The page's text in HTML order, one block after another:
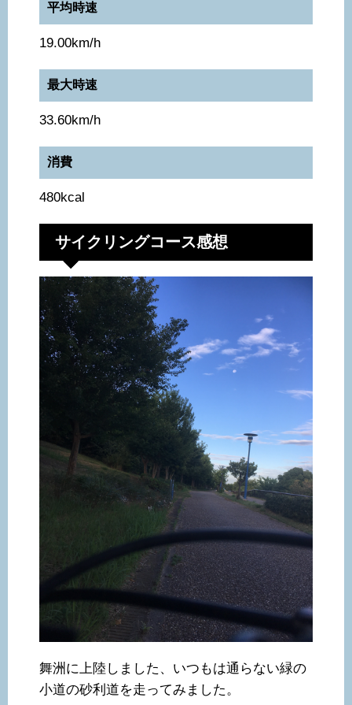
平均時速
19.00km/h
最大時速
33.60km/h
消費
480kcal
サイクリングコース感想
舞洲に上陸しました、いつもは通らない緑の
小道の砂利道を走ってみました。